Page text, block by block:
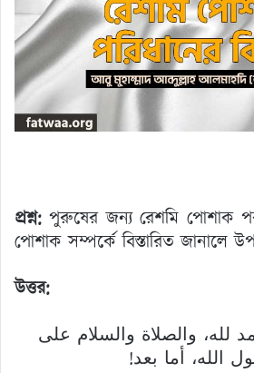
প্রশ্ন: পুরুষের জন্য রেশমি পোশাক
পোশাক সম্পর্কে বিস্তারিত জানালে
উত্তর:
لله، والصلاة والسلام على
الله، أما بعد!